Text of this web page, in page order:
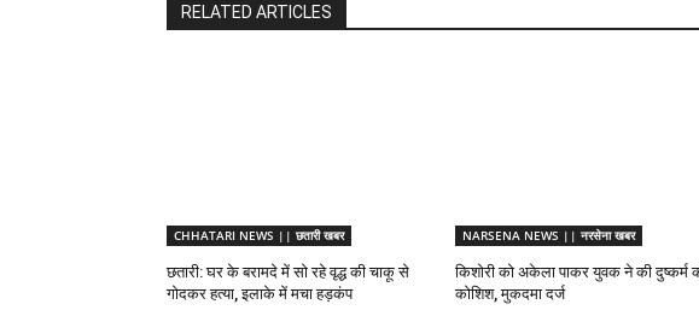
RELATED ARTICLES
CHHATARI NEWS || छतारी खबर
छतारी: घर के बरामदे में सो रहे वृद्ध की चाकू से
गोदकर हत्या, इलाके में मचा हड़कंप
NARSENA NEWS || नरसेना खबर
किशोरी को अकेला पाकर युवक ने की दुष्कर्म
कोशिश, मुकदमा दर्ज